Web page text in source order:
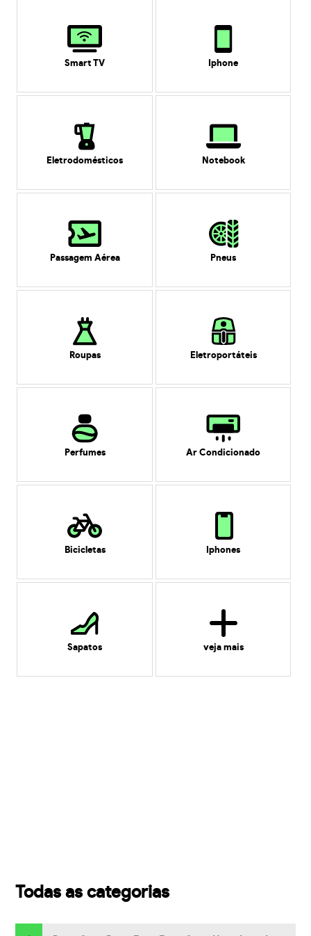
Smart TV Iphone
Eletrodomésticos Notebook
Passagem Aérea Pneus
Roupas Eletroportáteis
Perfumes Ar Condicionado
Bicicletas Iphones
Sapatos veja mais
Todas as categorias